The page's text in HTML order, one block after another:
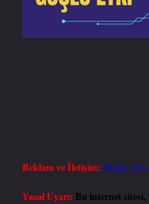
Reklam ve İletişim: Skype:
Yasal Uyarı: Bu internet